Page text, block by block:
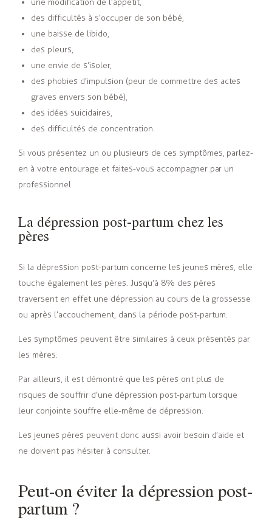
des difficultés à s’occuper de son bébé,
une baisse de libido,
des pleurs,
une envie de s’isoler,
des phobies d’impulsion (peur de commettre des actes
graves envers son bébé),
des idées suicidaires,
des difficultés de concentration.
Si vous présentez un ou plusieurs de ces symptômes, parlez-
en à votre entourage et faites-vous accompagner par un
professionnel.
La dépression post-partum chez les
pères
Si la dépression post-partum concerne les jeunes mères, elle
touche également les pères. Jusqu’à 8% des pères
traversent en effet une dépression au cours de la grossesse
ou après l’accouchement, dans la période post-partum.
Les symptômes peuvent être similaires à ceux présentés par
les mères.
Par ailleurs, il est démontré que les pères ont plus de
risques de souffrir d’une dépression post-partum lorsque
leur conjointe souffre elle-même de dépression.
Les jeunes pères peuvent donc aussi avoir besoin d’aide et
ne doivent pas hésiter à consulter.
Peut-on éviter la dépression post-
partum ?